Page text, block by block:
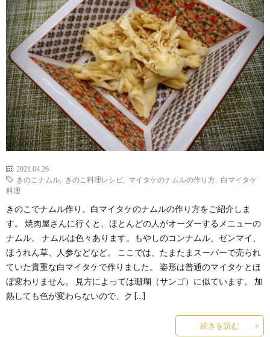
2021.04.26
きのこナムル
きのこ料理レシピ マイタケのナムルの作り方
白マイタケ
料理
きのこでナムル作り。白マイタケのナムルの作り方をご紹介しま
す。 焼肉屋さんに行くと、ほとんどの人がオーダーするメニューの
ナムル。 ナムルは色々あります。もやしのコンナムル、ゼンマイ、
ほうれん草、人参などなど。 ここでは、たまたまスーパーで売られ
ていた貴重な白マイタケで作りました。 姿形は普通のマイタケとほ
ぼ変わりません。 見方によっては珊瑚（サンゴ）に似ています。 加
熱しても色が変わらないので、ク […]
続きを読む